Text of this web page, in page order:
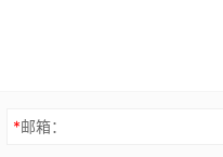
*邮箱：